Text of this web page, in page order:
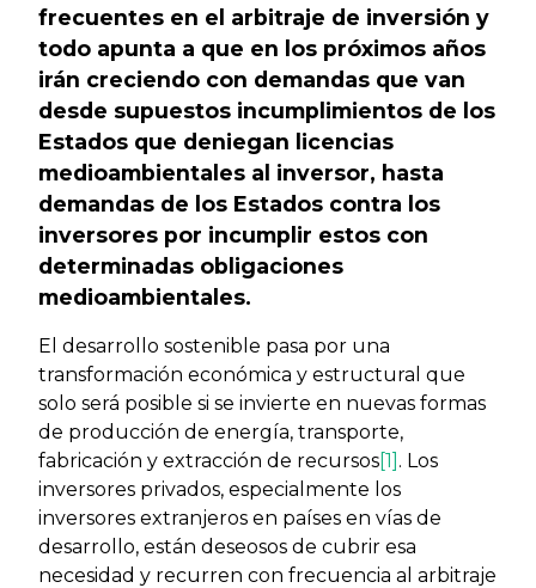
frecuentes en el arbitraje de inversión y
todo apunta a que en los próximos años
irán creciendo con demandas que van
desde supuestos incumplimientos de los
Estados que deniegan licencias
medioambientales al inversor, hasta
demandas de los Estados contra los
inversores por incumplir estos con
determinadas obligaciones
medioambientales.
El desarrollo sostenible pasa por una
transformación económica y estructural que
solo será posible si se invierte en nuevas formas
de producción de energía, transporte,
fabricación y extracción de recursos[1] . Los
inversores privados, especialmente los
inversores extranjeros en países en vías de
desarrollo, están deseosos de cubrir esa
necesidad y recurren con frecuencia al arbitraje